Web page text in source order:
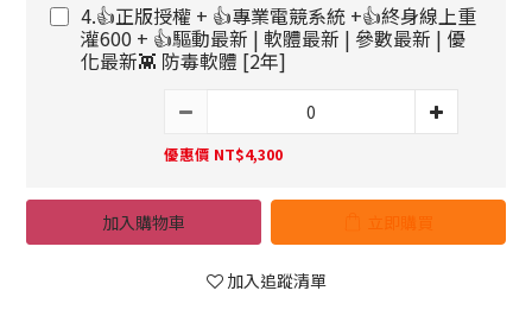
4.👍正版授權 + 👍專業電競系統 +👍終身線上重
灌600 + 👍驅動最新 | 軟體最新 | 參數最新 | 優
化最新👾 防毒軟體 [2年]
優惠價 NT$4,300
加入購物車
加入追蹤清單